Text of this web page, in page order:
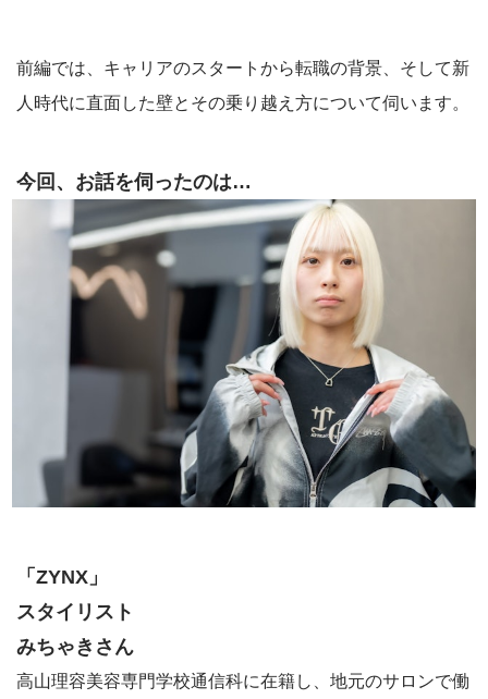
前編では、キャリアのスタートから転職の背景、そして新
人時代に直面した壁とその乗り越え方について伺います。
今回、お話を伺ったのは…
「ZYNX」
スタイリスト
みちゃきさん
高山理容美容専門学校通信科に在籍し、地元のサロンで働